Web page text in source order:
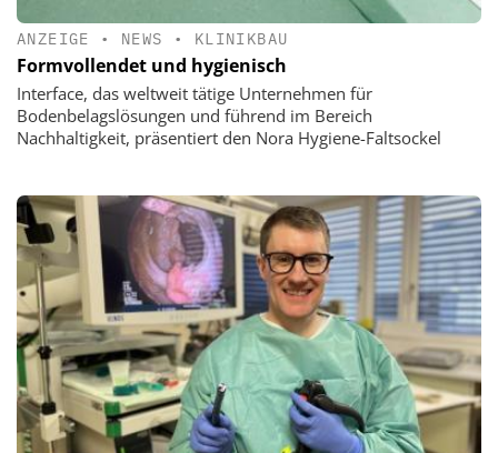
ANZEIGE • NEWS • KLINIKBAU
Formvollendet und hygienisch
Interface, das weltweit tätige Unternehmen für
Bodenbelagslösungen und führend im Bereich
Nachhaltigkeit, präsentiert den Nora Hygiene-Faltsockel